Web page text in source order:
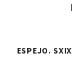
ESPEJO.